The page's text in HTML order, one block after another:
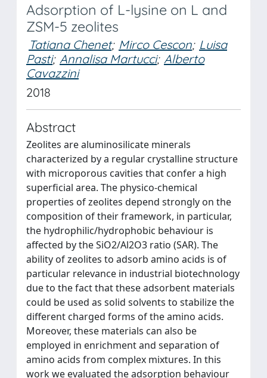
Adsorption of L-lysine on L and
ZSM-5 zeolites
Tatiana Chenet; Mirco Cescon; Luisa
Pasti; Annalisa Martucci; Alberto
Cavazzini
2018
Abstract
Zeolites are aluminosilicate minerals
characterized by a regular crystalline structure
with microporous cavities that confer a high
superficial area. The physico-chemical
properties of zeolites depend strongly on the
composition of their framework, in particular,
the hydrophilic/hydrophobic behaviour is
affected by the SiO2/Al2O3 ratio (SAR). The
ability of zeolites to adsorb amino acids is of
particular relevance in industrial biotechnology
due to the fact that these adsorbent materials
could be used as solid solvents to stabilize the
different charged forms of the amino acids.
Moreover, these materials can also be
employed in enrichment and separation of
amino acids from complex mixtures. In this
work we evaluated the adsorption behaviour